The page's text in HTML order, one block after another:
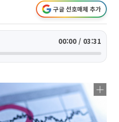
구글 선호매체 추가
00:00 / 03:31